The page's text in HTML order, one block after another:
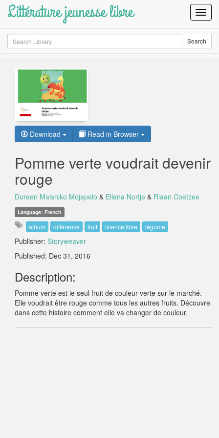
Littérature jeunesse libre
Search Search
Download Read in Browser
Pomme verte voudrait devenir
rouge
Doreen Maishiko Mojapelo & Ellena Nortje & Riaan Coetzee
Language: French
album différence fruit licence libre légume
Publisher: Storyweaver
Published: Dec 31, 2016
Description:
Pomme verte est le seul fruit de couleur verte sur le marché.
Elle voudrait être rouge comme tous les autres fruits. Découvre
dans cette histoire comment elle va changer de couleur.